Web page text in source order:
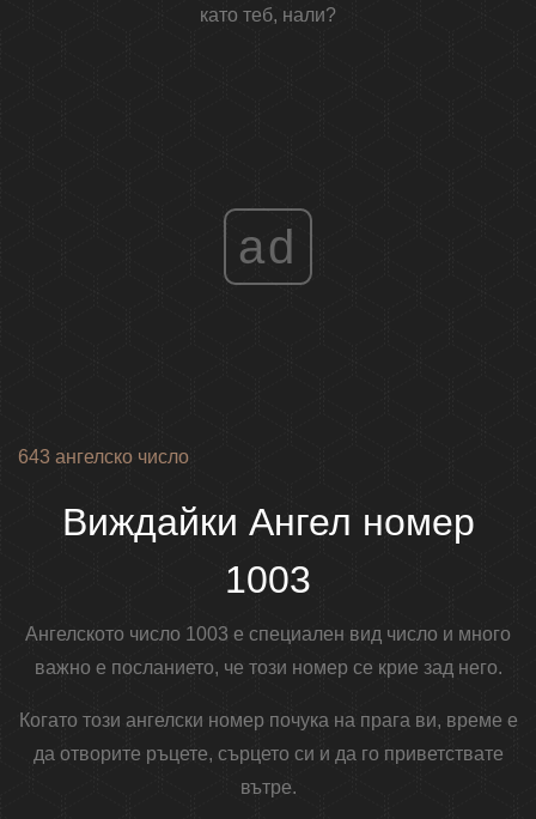
като теб, нали?
ad
643 ангелско число
Виждайки Ангел номер
1003
Ангелското число 1003 е специален вид число и много
важно е посланието, че този номер се крие зад него.
Когато този ангелски номер почука на прага ви, време е
да отворите ръцете, сърцето си и да го приветствате
вътре.